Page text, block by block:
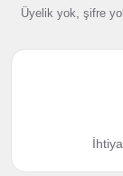
Üyelik yok, şifre